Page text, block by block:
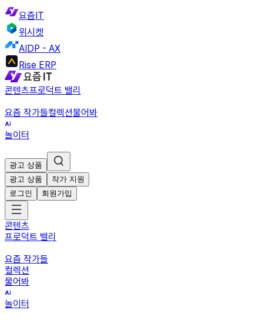
요즘IT
위시켓
AIDP - AX
Rise ERP
콘텐츠프로덕트 밸리
요즘 작가들컬렉션물어봐
놀이터
광고 상품
광고 상품
작가 지원
로그인
회원가입
콘텐츠
프로덕트 밸리
요즘 작가들
컬렉션
물어봐
놀이터